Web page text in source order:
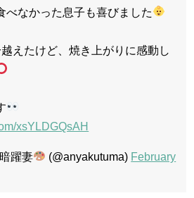
べなかった息子も喜びました
えたけど、焼き上がりに感動し
xsYLDGQsAH
躍妻 (@anyakutuma) February